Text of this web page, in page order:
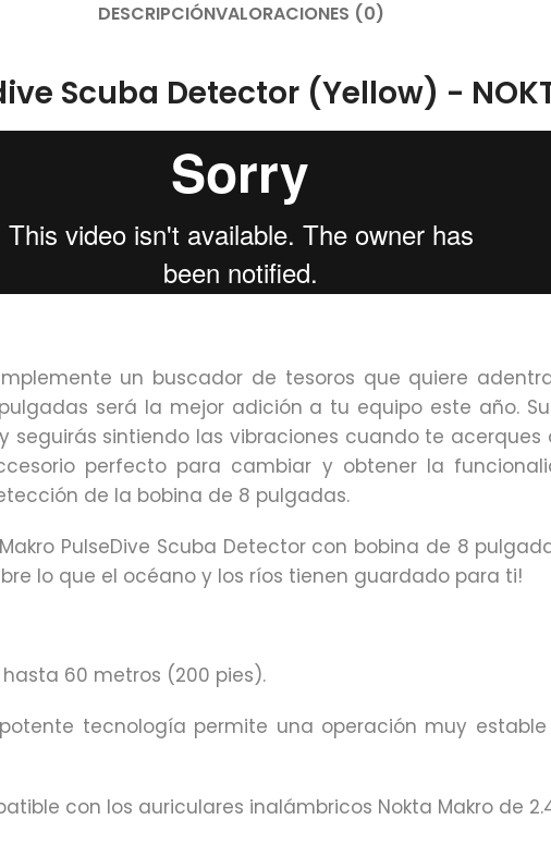
DESCRIPCIÓNVALORACIONES (0)
Scuba Detector (Yellow) -
un buscador de tesoros que quiere
será la mejor adición a tu equipo este año.
seguirás sintiendo las vibraciones cuando te acerques
perfecto para cambiar y obtener la
de la bobina de 8 pulgadas.
PulseDive Scuba Detector con bobina de 8
lo que el océano y los ríos tienen guardado para ti!
60 metros (200 pies).
tecnología permite una operación muy
con los auriculares inalámbricos Nokta Makro de